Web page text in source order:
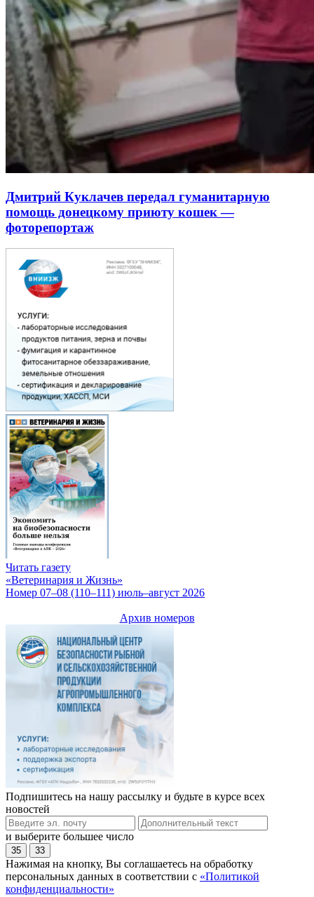
Дмитрий Куклачев передал гуманитарную
помощь донецкому приюту кошек —
фоторепортаж
Читать газету
«Ветеринария и Жизнь»
Номер 07–08 (110–111) июль–август 2026
Архив номеров
Подпишитесь на нашу рассылку и будьте в курсе всех
новостей
и выберите большее число
35 33
Нажимая на кнопку, Вы соглашаетесь на обработку
персональных данных в соответствии с «Политикой
конфиденциальности»